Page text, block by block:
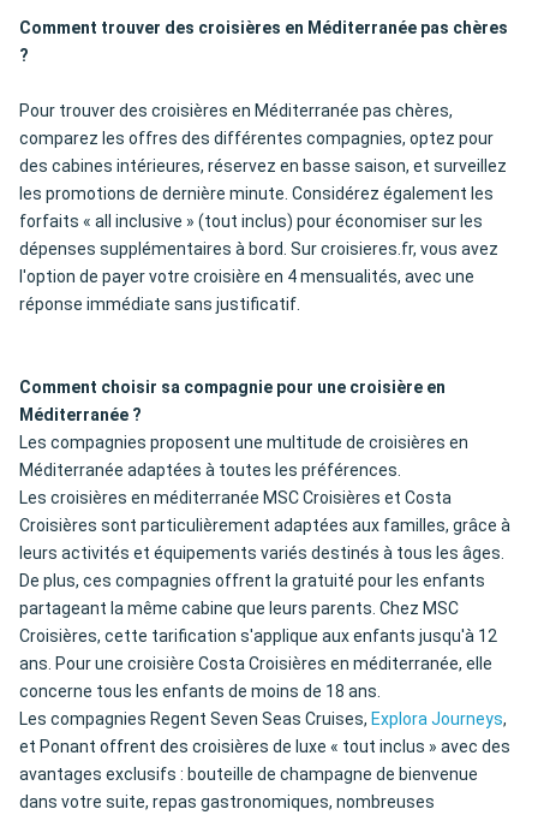
Comment trouver des croisières en Méditerranée pas chères
?
Pour trouver des croisières en Méditerranée pas chères,
comparez les offres des différentes compagnies, optez pour
des cabines intérieures, réservez en basse saison, et surveillez
les promotions de dernière minute. Considérez également les
forfaits « all inclusive » (tout inclus) pour économiser sur les
dépenses supplémentaires à bord. Sur croisieres.fr, vous avez
l'option de payer votre croisière en 4 mensualités, avec une
réponse immédiate sans justificatif.
Comment choisir sa compagnie pour une croisière en
Méditerranée ?
Les compagnies proposent une multitude de croisières en
Méditerranée adaptées à toutes les préférences.
Les croisières en méditerranée MSC Croisières et Costa
Croisières sont particulièrement adaptées aux familles, grâce à
leurs activités et équipements variés destinés à tous les âges.
De plus, ces compagnies offrent la gratuité pour les enfants
partageant la même cabine que leurs parents. Chez MSC
Croisières, cette tarification s'applique aux enfants jusqu'à 12
ans. Pour une croisière Costa Croisières en méditerranée, elle
concerne tous les enfants de moins de 18 ans.
Les compagnies Regent Seven Seas Cruises, Explora Journeys,
et Ponant offrent des croisières de luxe « tout inclus » avec des
avantages exclusifs : bouteille de champagne de bienvenue
dans votre suite, repas gastronomiques, nombreuses